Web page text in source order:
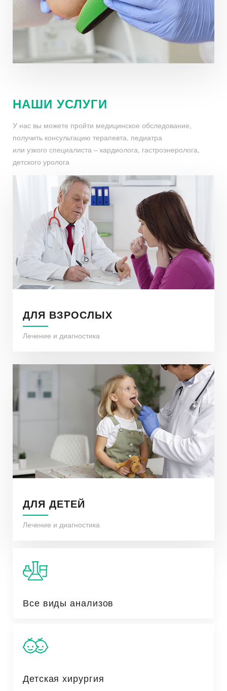
НАШИ УСЛУГИ
У нас вы можете пройти медицинское обследование,
получить консультацию терапевта, педиатра
или узкого специалиста – кардиолога, гастроэнеролога,
детского уролога
ДЛЯ ВЗРОСЛЫХ
Лечение и диагностика
ДЛЯ ДЕТЕЙ
Лечение и диагностика
Все виды анализов
Детская хирургия